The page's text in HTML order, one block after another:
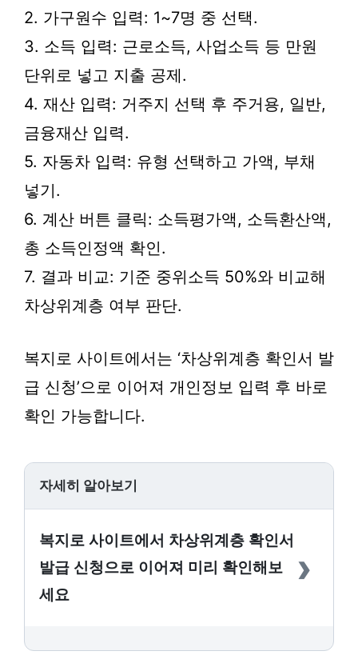
2. 가구원수 입력: 1~7명 중 선택.
3. 소득 입력: 근로소득, 사업소득 등 만원
단위로 넣고 지출 공제.
4. 재산 입력: 거주지 선택 후 주거용, 일반,
금융재산 입력.
5. 자동차 입력: 유형 선택하고 가액, 부채
넣기.
6. 계산 버튼 클릭: 소득평가액, 소득환산액,
총 소득인정액 확인.
7. 결과 비교: 기준 중위소득 50%와 비교해
차상위계층 여부 판단.
복지로 사이트에서는 ‘차상위계층 확인서 발
급 신청’으로 이어져 개인정보 입력 후 바로
확인 가능합니다.
자세히 알아보기
복지로 사이트에서 차상위계층 확인서
발급 신청으로 이어져 미리 확인해보
세요
›